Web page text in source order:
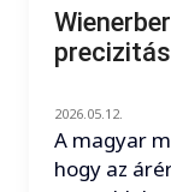
precizitás
2026.05.12.
A magyar
hogy az